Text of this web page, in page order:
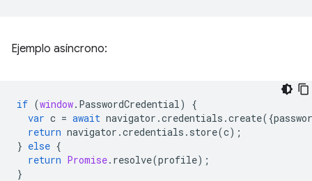
Ejemplo asíncrono:
if (window. PasswordCredential)
{
var c = await navigator .credentials .create({
return navigator .credentials . store(c);
} else {
return Promise. resolve(profile);
}